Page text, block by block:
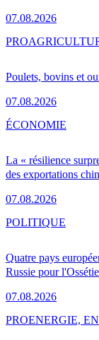
07.08.2026
Poulets, bovins et
07.08.2026
PRO
La « résilience
des exportations
07.08.2026
ÉCONOMIE
Quatre pays
Russie pour
07.08.2026
POLITIQUE
PROENERGIE,